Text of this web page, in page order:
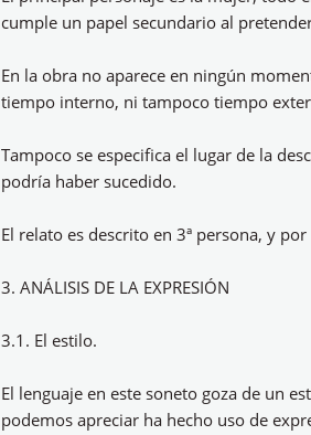
cumple un papel secundario al
En la obra no aparece en ningún
tiempo interno, ni tampoco tiempo
Tampoco se especifica el lugar de la
podría haber sucedido.
El relato es descrito en 3ª persona, y
3. ANÁLISIS DE LA EXPRESIÓN
3.1. El estilo.
El lenguaje en este soneto goza de un
podemos apreciar ha hecho uso de